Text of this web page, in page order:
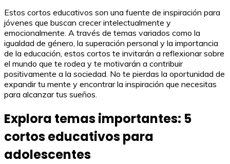
Estos cortos educativos son una fuente de inspiración para
jóvenes que buscan crecer intelectualmente y
emocionalmente. A través de temas variados como la
igualdad de género, la superación personal y la importancia
de la educación, estos cortos te invitarán a reflexionar sobre
el mundo que te rodea y te motivarán a contribuir
positivamente a la sociedad. No te pierdas la oportunidad de
expandir tu mente y encontrar la inspiración que necesitas
para alcanzar tus sueños.
Explora temas importantes: 5
cortos educativos para
adolescentes